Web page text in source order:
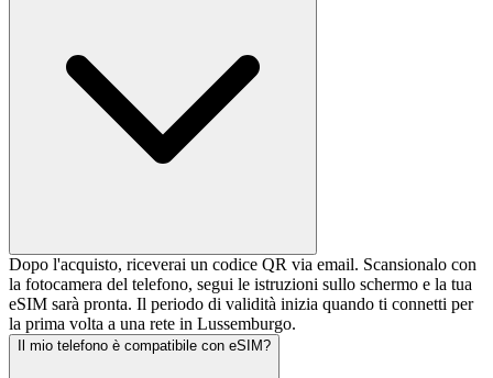
Dopo l'acquisto, riceverai un codice QR via email. Scansionalo con
la fotocamera del telefono, segui le istruzioni sullo schermo e la tua
eSIM sarà pronta. Il periodo di validità inizia quando ti connetti per
la prima volta a una rete in Lussemburgo.
Il mio telefono è compatibile con eSIM?